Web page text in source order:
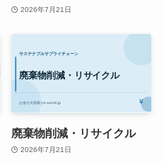
2026年7月21日
廃棄物削減・リサイクル
2026年7月21日